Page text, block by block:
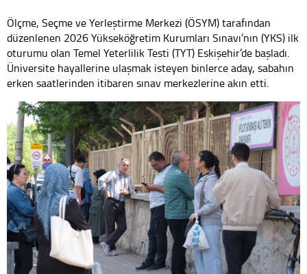
Ölçme, Seçme ve Yerleştirme Merkezi (ÖSYM) tarafından
düzenlenen 2026 Yükseköğretim Kurumları Sınavı’nın (YKS) ilk
oturumu olan Temel Yeterlilik Testi (TYT) Eskişehir’de başladı.
Üniversite hayallerine ulaşmak isteyen binlerce aday, sabahın
erken saatlerinden itibaren sınav merkezlerine akın etti.